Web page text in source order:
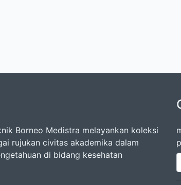
Borneo Medistra melayankan koleksi
rujukan civitas akademika dalam
di bidang kesehatan